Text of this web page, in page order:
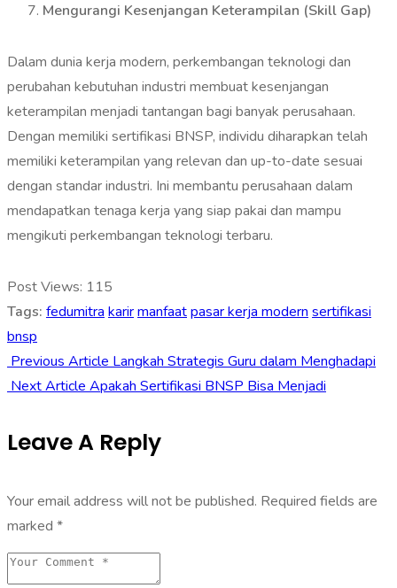
Mengurangi Kesenjangan Keterampilan (Skill Gap)
Dalam dunia kerja modern, perkembangan teknologi dan
perubahan kebutuhan industri membuat kesenjangan
keterampilan menjadi tantangan bagi banyak perusahaan.
Dengan memiliki sertifikasi BNSP, individu diharapkan telah
memiliki keterampilan yang relevan dan up-to-date sesuai
dengan standar industri. Ini membantu perusahaan dalam
mendapatkan tenaga kerja yang siap pakai dan mampu
mengikuti perkembangan teknologi terbaru.
Post Views: 115
Tags: fedumitra karirmanfaatpasar kerja modern sertifikasi
bnsp
Previous Article Langkah Strategis Guru dalam Menghadapi
Next Article Apakah Sertifikasi BNSP Bisa Menjadi
Leave A Reply
Your email address will not be published. Required fields are
marked *